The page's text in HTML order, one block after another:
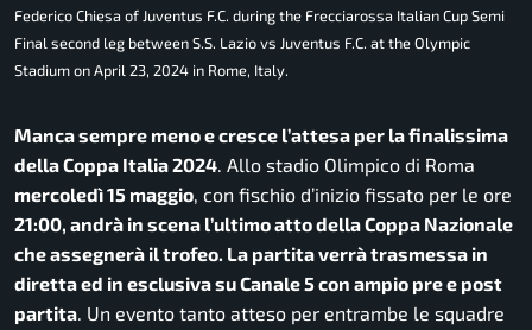
Federico Chiesa of Juventus F.C. during the Frecciarossa Italian Cup Semi
Final second leg between S.S. Lazio vs Juventus F.C. at the Olympic
Stadium on April 23, 2024 in Rome, Italy.
Manca sempre meno e cresce l’attesa per la finalissima
della Coppa Italia 2024. Allo stadio Olimpico di Roma
mercoledì 15 maggio, con fischio d’inizio fissato per le ore
21:00, andrà in scena l’ultimo atto della Coppa Nazionale
che assegnerà il trofeo. La partita verrà trasmessa in
diretta ed in esclusiva su Canale 5 con ampio pre e post
partita. Un evento tanto atteso per entrambe le squadre